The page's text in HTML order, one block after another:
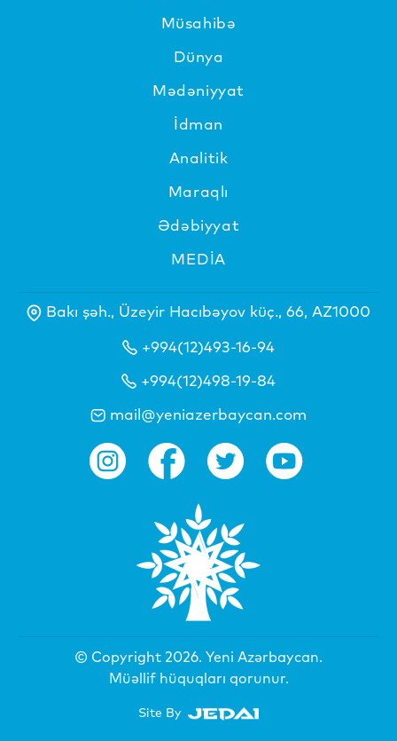
Müsahibə
Dünya
Mədəniyyat
İdman
Analitik
Maraqlı
Ədəbiyyat
MEDİA
Bakı şəh., Üzeyir Hacıbəyov küç., 66, AZ1000
+994(12)493-16-94
+994(12)498-19-84
mail@yeniazerbaycan.com
© Copyright 2026. Yeni Azərbaycan.
Müəllif hüquqları qorunur.
Site By